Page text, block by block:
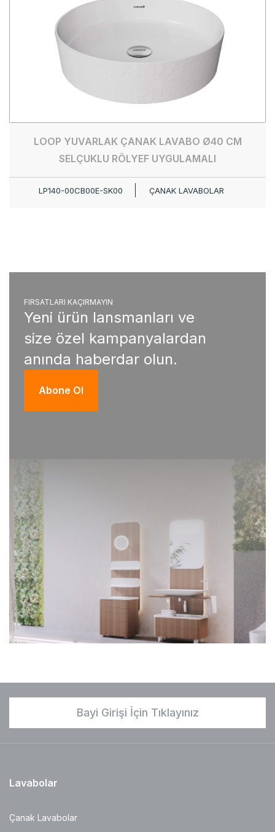
LOOP YUVARLAK ÇANAK LAVABO Ø40 CM
SELÇUKLU RÖLYEF UYGULAMALI
LP140-00CB00E-SK00 ÇANAK LAVABOLAR
FIRSATLARI KAÇIRMAYIN
Yeni ürün lansmanları ve
size özel kampanyalardan
anında haberdar olun.
Abone Ol
Bayi Girişi İçin Tıklayınız
Lavabolar
Çanak Lavabolar